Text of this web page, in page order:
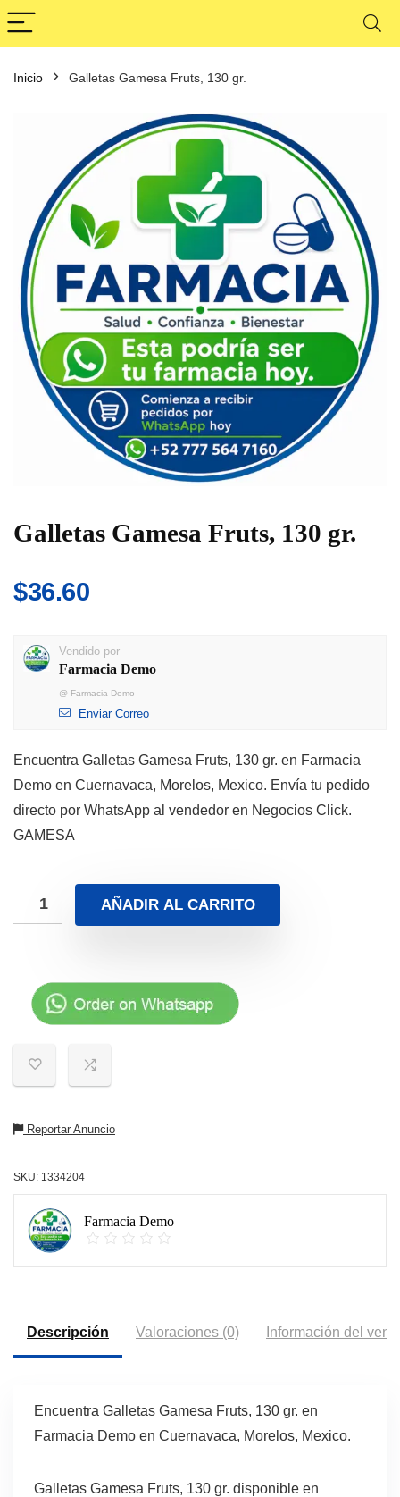
Inicio Galletas Gamesa Fruts, 130 gr.
Galletas Gamesa Fruts, 130 gr.
$36.60
Vendido por
Farmacia Demo
@ Farmacia Demo
Enviar Correo
Encuentra Galletas Gamesa Fruts, 130 gr. en Farmacia
Demo en Cuernavaca, Morelos, Mexico. Envía tu pedido
directo por WhatsApp al vendedor en Negocios Click.
GAMESA
AÑADIR AL CARRITO
Reportar Anuncio
SKU: 1334204
Farmacia Demo
Descripción Valoraciones (0) Información del
Encuentra Galletas Gamesa Fruts, 130 gr. en
Farmacia Demo en Cuernavaca, Morelos, Mexico.
Galletas Gamesa Fruts, 130 gr. disponible en